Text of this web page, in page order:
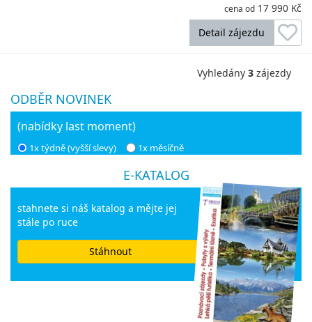
cena od 17 990 Kč
Detail zájezdu
Vyhledány 3 zájezdy
ODBĚR NOVINEK
(nabídky last moment)
1x týdně (vyšší slevy) 1x měsíčně
E-KATALOG
stahnete si náš katalog a mějte jej
stále po ruce
Stáhnout